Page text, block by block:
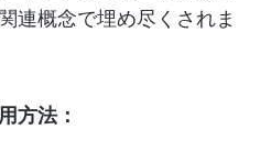
連概念で埋め尽くされま
方法：